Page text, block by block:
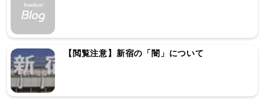
【閲覧注意】新宿の「闇」について